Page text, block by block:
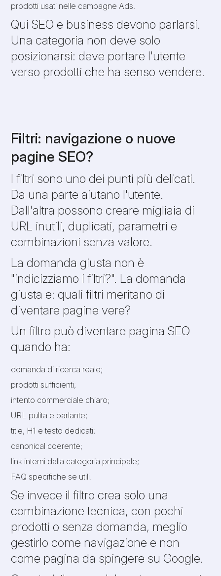
prodotti usati nelle campagne Ads.
Qui SEO e business devono parlarsi.
Una categoria non deve solo
posizionarsi: deve portare l'utente
verso prodotti che ha senso vendere.
Filtri: navigazione o nuove
pagine SEO?
I filtri sono uno dei punti più delicati.
Da una parte aiutano l'utente.
Dall'altra possono creare migliaia di
URL inutili, duplicati, parametri e
combinazioni senza valore.
La domanda giusta non è
"indicizziamo i filtri?". La domanda
giusta e: quali filtri meritano di
diventare pagine vere?
Un filtro può diventare pagina SEO
quando ha:
domanda di ricerca reale;
prodotti sufficienti;
intento commerciale chiaro;
URL pulita e parlante;
title, H1 e testo dedicati;
canonical coerente;
link interni dalla categoria principale;
FAQ specifiche se utili.
Se invece il filtro crea solo una
combinazione tecnica, con pochi
prodotti o senza domanda, meglio
gestirlo come navigazione e non
come pagina da spingere su Google.